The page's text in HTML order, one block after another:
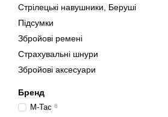
Стрілецькі навушники, Беруші
Підсумки
Збройові ремені
Страхувальні шнури
Збройові аксесуари
Бренд
M-Tac 8